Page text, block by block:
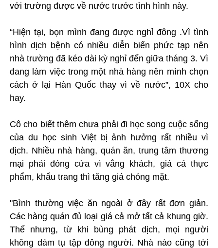
với trường được về nước trước tình hình này.
“Hiện tại, bọn mình đang được nghỉ đông .Vì tình
hình dịch bệnh có nhiều diễn biến phức tạp nên
nhà trường đã kéo dài kỳ nghỉ đến giữa tháng 3. Vì
đang làm việc trong một nhà hàng nên mình chọn
cách ở lại Hàn Quốc thay vì về nước”, 10X cho
hay.
Cô cho biết thêm chưa phải đi học song cuộc sống
của du học sinh Việt bị ảnh hưởng rất nhiều vì
dịch. Nhiều nhà hàng, quán ăn, trung tâm thương
mại phải đóng cửa vì vắng khách, giá cả thực
phẩm, khẩu trang thì tăng giá chóng mặt.
"Bình thường việc ăn ngoài ở đây rất đơn giản.
Các hàng quán đủ loại giá cả mở tất cả khung giờ.
Thế nhưng, từ khi bùng phát dịch, mọi người
không dám tụ tập đông người. Nhà nào cũng tới